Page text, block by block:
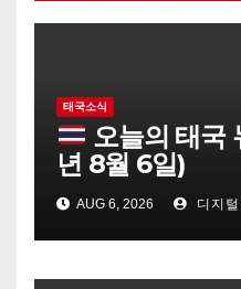
태국소식
오늘의 태국
년 8월 6일)
AUG 6, 2026 디지